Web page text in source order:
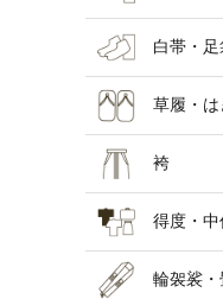
白帯・足
草履・
袴
得度・中
輪袈裟